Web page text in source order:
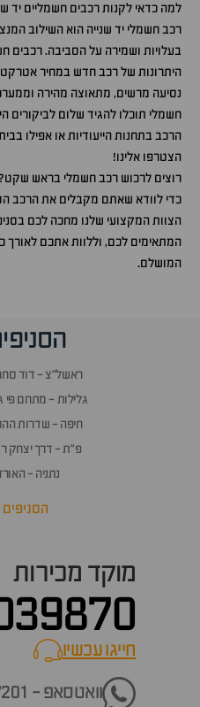
למה כדאי לקנות רכבים חשמליים יד
רכב חשמלי יד שנייה הוא השילוב
בעלויות ושמירה על הסביבה. רכבים
היתרונות של רכב חדש במחיר
נסיעה מרשים, מתאוצה מהירה
חשמלי תוכלו להגיד שלום לביקורים
הרכב בתחנות הייעודיות או אפילו
הצטרפו אלינו!
רוצים לרכוש רכב חשמלי בראש
כדי לוודא שאתם מקבלים את הרכב
הצוות המקצועי שלנו מחכה לכם
המתאימים לכם, וללוות אתכם
המושלם.
ראשל״צ - דוד סחרוב 7, ראשון
גלילות - מתחם פי
חיפה - שדרות
פ״ת - דרך יצחק רבין 5, פתח
נתניה - האורזים 22,
מוקד מכירות
חייגו עכשיוcall now
וואטסאפ - 054-3887201